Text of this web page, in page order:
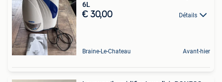
6L
€ 30,00 Détails
Braine-Le-Chateau Avant-hier